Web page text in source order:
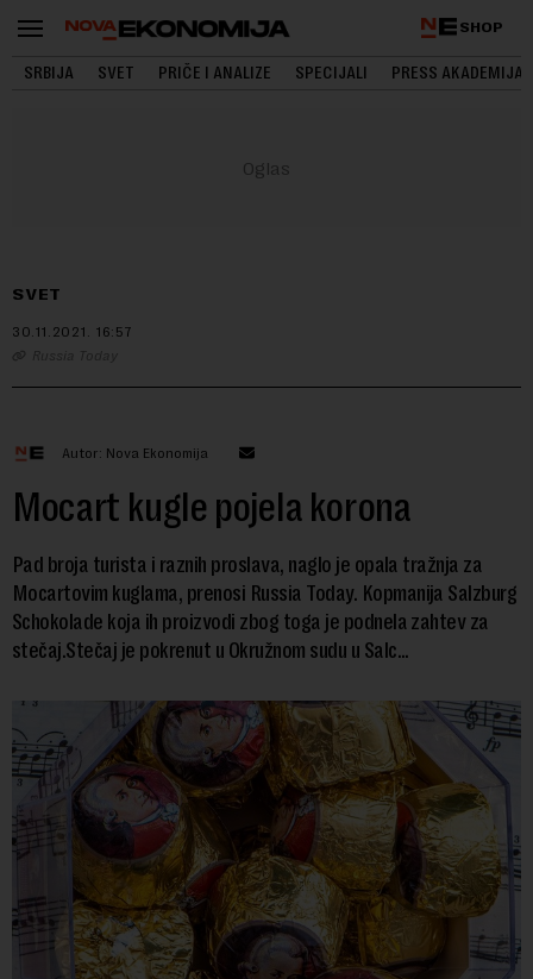
SHOP
SRBIJA SVET PRIČE I ANALIZE SPECIJALI PRESS AKADEMIJA
SVET
30.11.2021. 16:57
Russia Today
Autor: Nova Ekonomija
Mocart kugle pojela korona
Pad broja turista i raznih proslava, naglo je opala tražnja za
Mocartovim kuglama, prenosi Russia Today. Kopmanija Salzburg
Schokolade koja ih proizvodi zbog toga je podnela zahtev za
stečaj.Stečaj je pokrenut u Okružnom sudu u Salc...